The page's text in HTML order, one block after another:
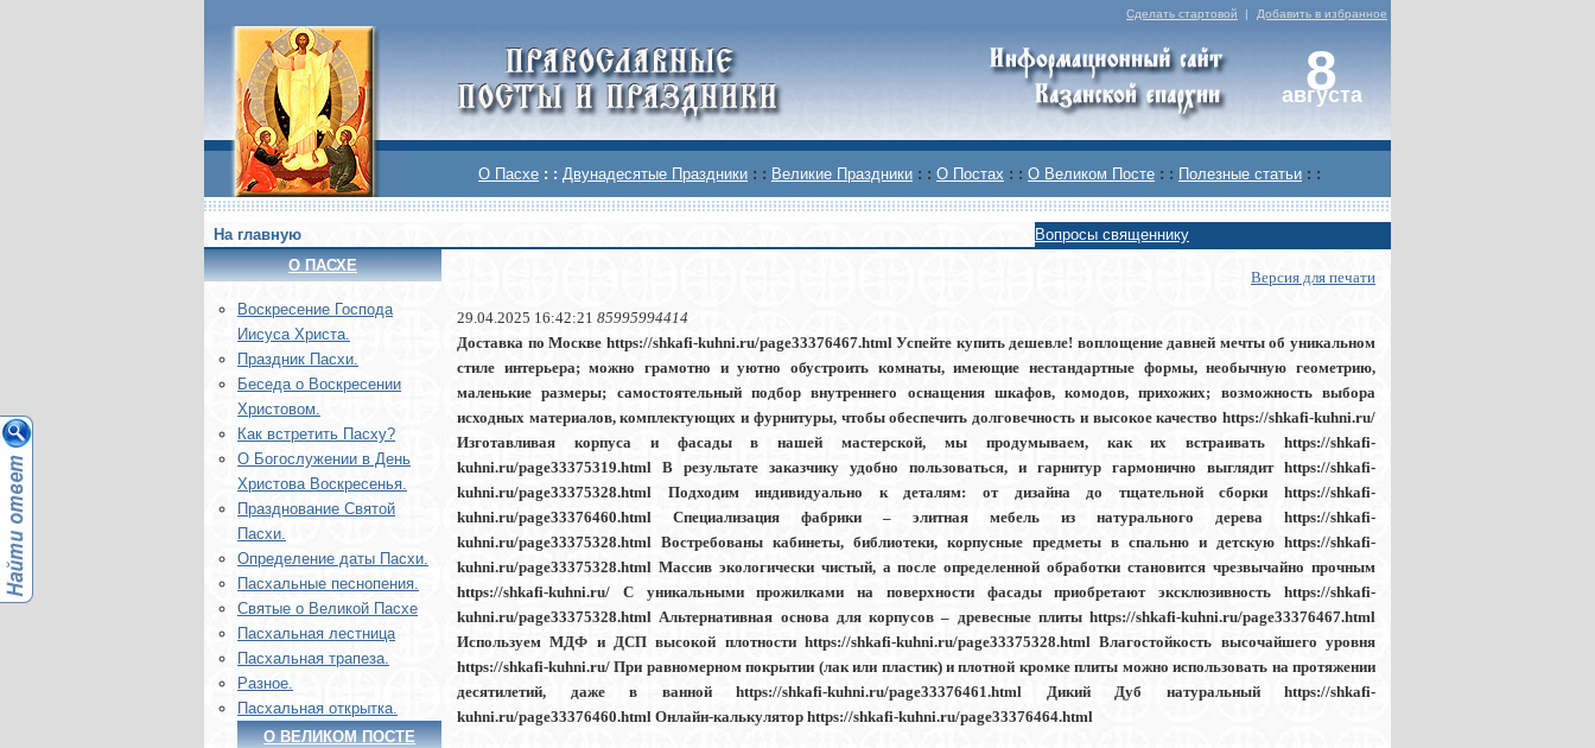
Сделать стартовой | Добавить в избранное
8
августа
О Пасхе : : Двунадесятые Праздники : : Великие Праздники : : О Постах : : О Великом Посте : : Полезные статьи : :
На главную
Вопросы священнику
О ПАСХЕ
Воскреcение Господа
Иисуса Христа.
Праздник Пасхи.
Беседа о Воскресении
Христовом.
Как встретить Пасху?
О Богослужении в День
Христова Воскресенья.
Празднование Святой
Пасхи.
Определение даты Пасхи.
Пасхальные песнопения.
Святые о Великой Пасхе
Пасхальная лестница
Пасхальная трапеза.
Разное.
Пасхальная открытка.
О ВЕЛИКОМ ПОСТЕ
Версия для печати
29.04.2025 16:42:21 85995994414
Доставка по Москве https://shkafi-kuhni.ru/page33376467.html Успейте купить дешевле! воплощение давней мечты об уникальном
стиле интерьера; можно грамотно и уютно обустроить комнаты, имеющие нестандартные формы, необычную геометрию,
маленькие размеры; самостоятельный подбор внутреннего оснащения шкафов, комодов, прихожих; возможность выбора
исходных материалов, комплектующих и фурнитуры, чтобы обеспечить долговечность и высокое качество https://shkafi-kuhni.ru/
Изготавливая корпуса и фасады в нашей мастерской, мы продумываем, как их встраивать https://shkafi-
kuhni.ru/page33375319.html В результате заказчику удобно пользоваться, и гарнитур гармонично выглядит https://shkafi-
kuhni.ru/page33375328.html Подходим индивидуально к деталям: от дизайна до тщательной сборки https://shkafi-
kuhni.ru/page33376460.html Специализация фабрики – элитная мебель из натурального дерева https://shkafi-
kuhni.ru/page33375328.html Востребованы кабинеты, библиотеки, корпусные предметы в спальню и детскую https://shkafi-
kuhni.ru/page33375328.html Массив экологически чистый, а после определенной обработки становится чрезвычайно прочным
https://shkafi-kuhni.ru/ С уникальными прожилками на поверхности фасады приобретают эксклюзивность https://shkafi-
kuhni.ru/page33375328.html Альтернативная основа для корпусов – древесные плиты https://shkafi-kuhni.ru/page33376467.html
Используем МДФ и ДСП высокой плотности https://shkafi-kuhni.ru/page33375328.html Влагостойкость высочайшего уровня
https://shkafi-kuhni.ru/ При равномерном покрытии (лак или пластик) и плотной кромке плиты можно использовать на протяжении
десятилетий, даже в ванной https://shkafi-kuhni.ru/page33376461.html Дикий Дуб натуральный https://shkafi-
kuhni.ru/page33376460.html Онлайн-калькулятор https://shkafi-kuhni.ru/page33376464.html